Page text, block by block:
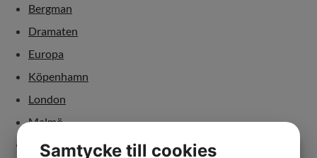
Bergman
Dramaten
Europa
Köpenhamn
London
Malmö
Paris
Samtycke till cookies